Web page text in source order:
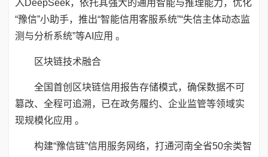
入DeepSeek，依托其强大的通用智能与推理能力，优化
“豫信”小助手，推出“智能信用客服系统”“失信主体动态监
测与分析系统”等AI应用 。
区块链技术融合
全国首创区块链信用报告存储模式，确保数据不可
篡改、全程可追溯，已在政务履约、企业监管等领域实
现规模化应用 。
构建“豫信链”信用服务网络，打通河南全省50余类智